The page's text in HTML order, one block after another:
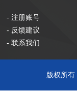
- 注册账号
- 反馈建议
- 联系我们
版权所